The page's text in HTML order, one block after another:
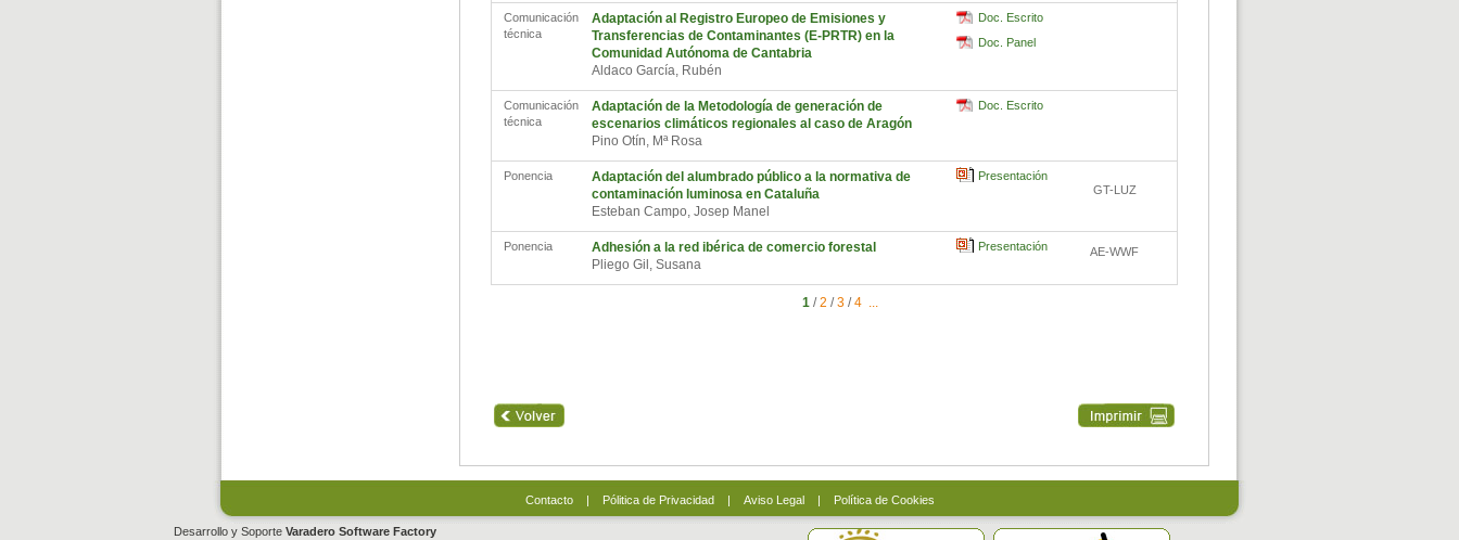
Comunicación
técnica
Adaptación al Registro Europeo de Emisiones y
Transferencias de Contaminantes (E-PRTR) en la
Comunidad Autónoma de Cantabria
Aldaco García, Rubén
Doc. Escrito
Doc. Panel
Comunicación
técnica
Adaptación de la Metodología de generación de
escenarios climáticos regionales al caso de Aragón
Pino Otín, Mª Rosa
Doc. Escrito
Ponencia
Adaptación del alumbrado público a la normativa de
contaminación luminosa en Cataluña
Esteban Campo, Josep Manel
Presentación
GT-LUZ
Ponencia
Adhesión a la red ibérica de comercio forestal
Pliego Gil, Susana
Presentación AE-WWF
1 / 2 / 3 / 4 ...
Contacto| Pólitica de Privacidad| Aviso Legal| Política de Cookies
Desarrollo y Soporte Varadero Software Factory